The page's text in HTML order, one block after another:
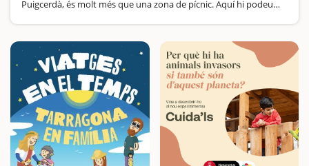
Puigcerdà, és molt més que una zona de pícnic. Aquí hi podeu